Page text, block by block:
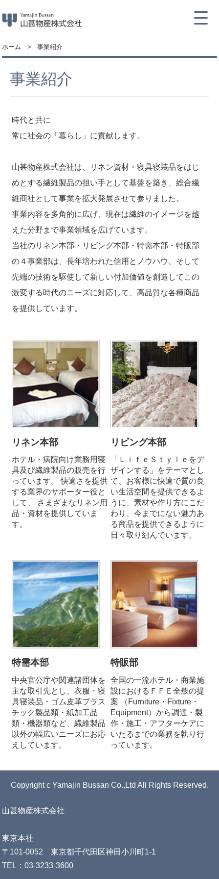
ホーム 事業紹介
事業紹介
時代と共に
常に社会の「暮らし」に貢献します。
山甚物産株式会社は、リネン資材・寝具寝装品をはじ
めとする繊維製品の担い手として基盤を築き、総合繊
維商社として事業を拡大発展させて参りました。
事業内容を多角的に広げ、現在は繊維のイメージを越
えた分野まで事業領域を広げています。
当社のリネン本部・リビング本部・特需本部・特販部
の４事業部は、長年培われた信用とノウハウ、そして
先端の技術を駆使して新しい付加価値を創造してこの
激変する時代のニーズに対応して、高品質な各種商品
を提供しています。
リネン本部
ホテル・病院向け業務用寝
具及び繊維製品の販売を行
っています。 快適さを提供
する業界のサポーター役と
して、 さまざまなリネン用
品・資材を提供していま
す。
リビング本部
「ＬｉｆｅＳｔｙｌｅをデ
ザインする」をテーマとし
て、お客様に快適で質の良
い生活空間を提供できるよ
うに、素材や作り方にこだ
わり、今までにない魅力あ
る商品を提供できるように
日々取り組んでいます。
特需本部
中央官公庁や関連諸団体を
主な取引先とし、衣服・寝
具寝装品・ゴム皮革プラス
チック製品類・紙加工品
類・機器類など、繊維製品
以外の幅広いニーズにお応
えしています。
特販部
全国の一流ホテル・商業施
設におけるＦＦＥ全般の提
案 （Furniture・Fixture・
Equipment）から調達・製
作・施工・アフターケアに
いたるまでの業務を執り行
っています。
Copyright c Yamajin Bussan Co.,Ltd All Rights Reserved.
山甚物産株式会社
東京本社
〒101-0052 東京都千代田区神田小川町1-1
TEL：03-3233-3600